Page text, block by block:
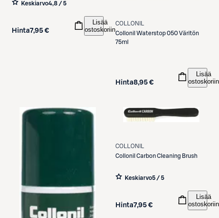
Keskiarvo4,8 / 5
Hinta7,95 €
Lisää
ostoskoriin
COLLONIL
Collonil Waterstop 050 Väritön
75ml
Hinta8,95 €
Lisää
ostoskoriin
COLLONIL
Collonil Carbon Cleaning Brush
Keskiarvo5 / 5
Hinta7,95 €
Lisää
ostoskoriin